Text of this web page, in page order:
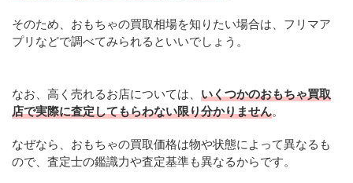
そのため、おもちゃの買取相場を知りたい場合は、フリマア
プリなどで調べてみられるといいでしょう。
なお、高く売れるお店については、 いくつかのおもちゃ買取
店で実際に査定してもらわない限り分かりません。
なぜなら、おもちゃの買取価格は物や状態によって異なるも
ので、査定士の鑑識力や査定基準も異なるからです。